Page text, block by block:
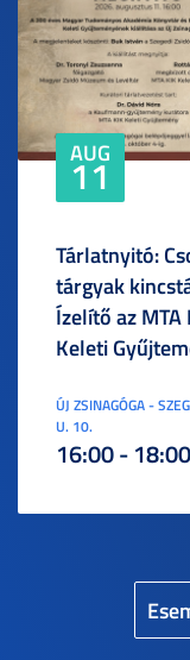
AUG
11
Tárlatnyitó:
tárgyak
Ízelítő az MTA
Keleti
ÚJ ZSINAGÓGA -
U. 10.
16:00 - 18:00